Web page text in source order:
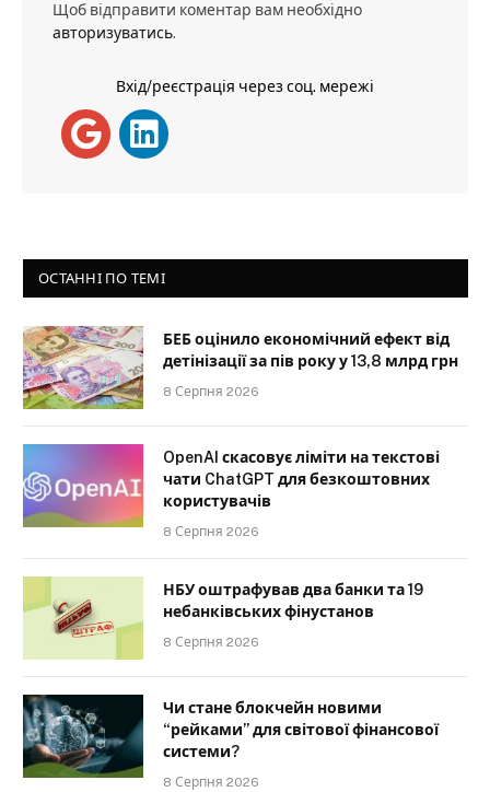
Щоб відправити коментар вам необхідно
авторизуватись.
Вхід/реєстрація через соц. мережі
ОСТАННІ ПО ТЕМІ
БЕБ оцінило економічний ефект від
детінізації за пів року у 13,8 млрд грн
8 Серпня 2026
OpenAI скасовує ліміти на текстові
чати ChatGPT для безкоштовних
користувачів
8 Серпня 2026
НБУ оштрафував два банки та 19
небанківських фінустанов
8 Серпня 2026
Чи стане блокчейн новими
“рейками” для світової фінансової
системи?
8 Серпня 2026